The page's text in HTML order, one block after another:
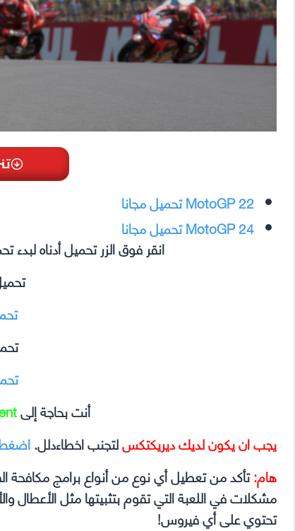
MotoGP 22 تحميل مجانا
MotoGP 24 تحميل مجانا
انقر فوق الزر تحميل أدناه
أنت بحاجة إلى
يجب ان يكون لديك ديريكتكسلتجنب اخطاءدلل.
هام:تأكد من تعطيل أي نوع من أنواع برامج
تحتوي على أي فيروس!